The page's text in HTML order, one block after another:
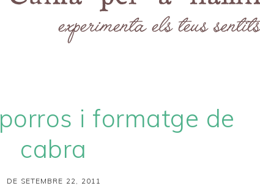
i formatge de
cabra
DE SETEMBRE 22, 2011